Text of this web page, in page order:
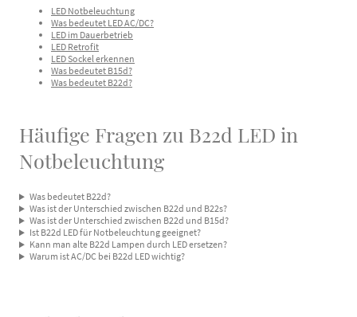
LED Notbeleuchtung
Was bedeutet LED AC/DC?
LED im Dauerbetrieb
LED Retrofit
LED Sockel erkennen
Was bedeutet B15d?
Was bedeutet B22d?
Häufige Fragen zu B22d LED in
Notbeleuchtung
Was bedeutet B22d?
Was ist der Unterschied zwischen B22d und B22s?
Was ist der Unterschied zwischen B22d und B15d?
Ist B22d LED für Notbeleuchtung geeignet?
Kann man alte B22d Lampen durch LED ersetzen?
Warum ist AC/DC bei B22d LED wichtig?